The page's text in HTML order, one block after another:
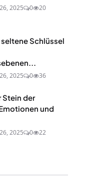
2025 0 20
Schlüssel
2025 0 36
Stein der
und
2025 0 22